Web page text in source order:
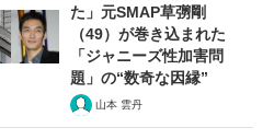
聰氏（91...
た」元SMAP草彅剛
（49）が巻き込まれた
「ジャニーズ性加害問
題」の“数奇な因縁”
山本 雲丹